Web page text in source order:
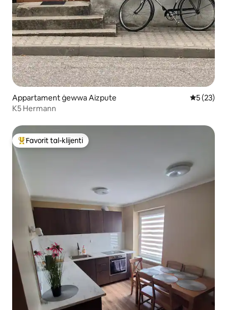
Appartament ġewwa Aizpute Rating
5 (23)
K5 Hermann
Wieħed mill-aqwa favoriti tal-klijenti
Favorit tal-klijenti